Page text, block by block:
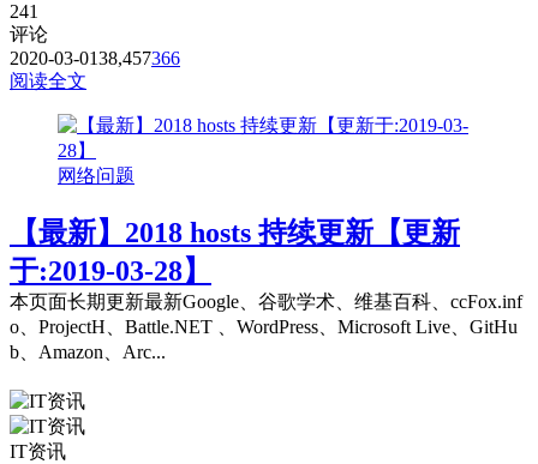
241
评论
2020-03-0138,457366
阅读全文
网络问题
【最新】2018 hosts 持续更新【更新
于:2019-03-28】
本页面长期更新最新Google、谷歌学术、维基百科、ccFox.inf
o、ProjectH、Battle.NET 、WordPress、Microsoft Live、GitHu
b、Amazon、Arc...
IT资讯